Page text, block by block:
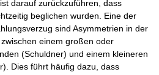
darauf zurückzuführen, dass
beglichen wurden. Eine der
sind Asymmetrien in der
einem großen oder
(Schuldner) und einem kleineren
Dies führt häufig dazu, dass